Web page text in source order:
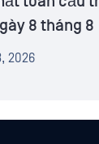
8 tháng 8
2026